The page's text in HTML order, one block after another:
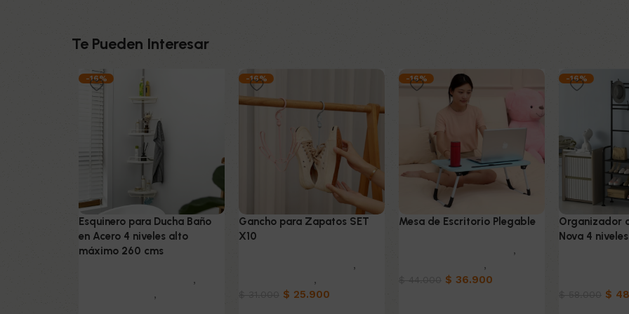
Te Pueden Interesar
-16%
Esquinero para Ducha Baño
en Acero 4 niveles alto
máximo 260 cms
,
,
-16%
Gancho para Zapatos SET
X10
,
,
$ 25.900
-16%
Mesa de Escritorio Plegable
,
,
$ 36.900
-16%
Organizador
Nova 4 niveles
$